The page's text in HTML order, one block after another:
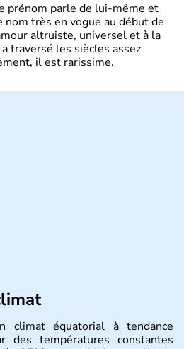
prénom parle de lui-même et
nom très en vogue au début de
altruiste, universel et à la
traversé les siècles assez
il est rarissime.
climat équatorial à tendance
des températures constantes